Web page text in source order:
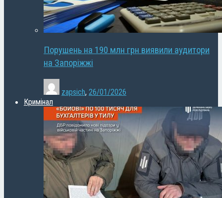
Порушень на 190 млн грн виявили аудитори
на Запоріжжі
zapsich, 26/01/2026
Кримінал